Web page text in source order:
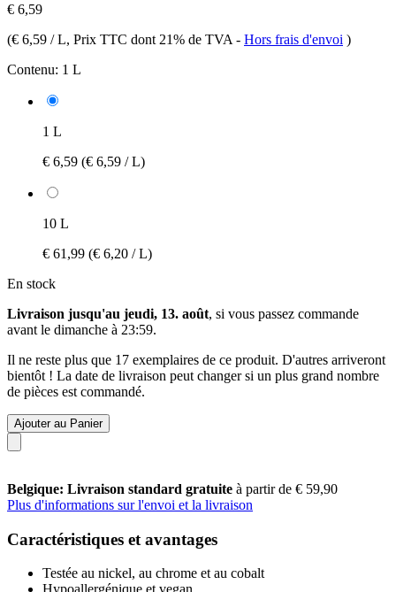
€ 6,59
(€ 6,59 / L, Prix TTC dont 21% de TVA - Hors frais d'envoi )
Contenu: 1 L
1 L
€ 6,59 (€ 6,59 / L)
10 L
€ 61,99 (€ 6,20 / L)
En stock
Livraison jusqu'au jeudi, 13. août, si vous passez commande
avant le dimanche à 23:59.
Il ne reste plus que 17 exemplaires de ce produit. D'autres arriveront
bientôt ! La date de livraison peut changer si un plus grand nombre
de pièces est commandé.
Ajouter au Panier
Belgique: Livraison standard gratuite à partir de € 59,90
Plus d'informations sur l'envoi et la livraison
Caractéristiques et avantages
Testée au nickel, au chrome et au cobalt